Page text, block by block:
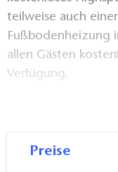
teilweise auch
Fußbodenheizung
allen Gästen
Verfügung.
Auto, Wohnmobil
Preise